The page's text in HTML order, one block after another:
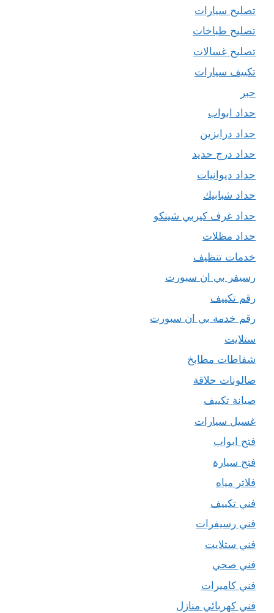
تصليح سيارات
تصليح طباخات
تصليح غسالات
تكييف سيارات
حبر
حداد ابواب
حداد درابزين
حداد درج حديد
حداد ديوانيات
حداد شبابيك
حداد غرف كيربي شينكو
حداد مظلات
خدمات تنظيف
رسيفر بي ان سبورت
رقم تكييف
رقم خدمة بي ان سبورت
ستلايت
شفاطات مطابخ
صالونات حلاقة
صيانة تكييف
غسيل سيارات
فتح ابواب
فتح سيارة
فلاتر مياه
فني تكييف
فني رسيفرات
فني ستلايت
فني صحي
فني كاميرات
فني كهربائي منازل